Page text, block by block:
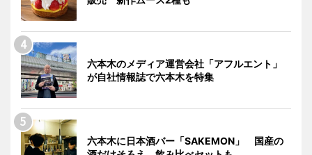
六本木のメディア運営会社「アフルエント」
が自社情報誌で六本木を特集
六本木に日本酒バー「SAKEMON」 国産の